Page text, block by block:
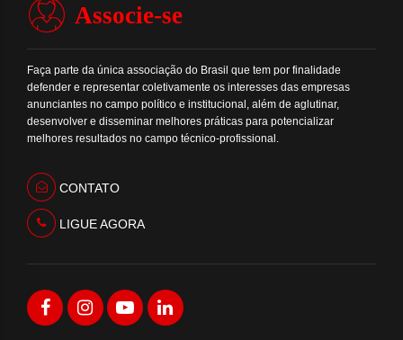
Associe-se
Faça parte da única associação do Brasil que tem por finalidade
defender e representar coletivamente os interesses das empresas
anunciantes no campo político e institucional, além de aglutinar,
desenvolver e disseminar melhores práticas para potencializar
melhores resultados no campo técnico-profissional.
CONTATO
LIGUE AGORA